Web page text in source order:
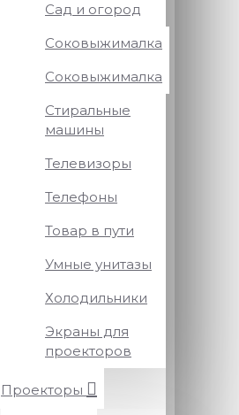
Сад и огород
Соковыжималка
Соковыжималка
Стиральные
машины
Телевизоры
Телефоны
Товар в пути
Умные унитазы
Холодильники
Экраны для
проекторов
Проекторы